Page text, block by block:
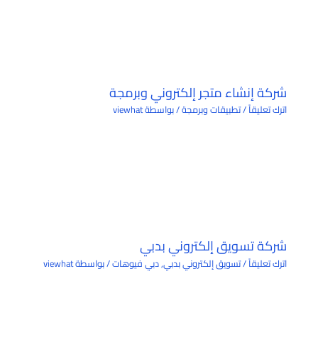
شركة إنشاء متجر إلكتروني وبرمجة
اترك تعليقاً/تطبيقات وبرمجة/ بواسطةviewhat
شركة تسويق إلكتروني بدبي
اترك تعليقاً/تسويق إلكتروني بدبي,دبي فيوهات/ بواسطةviewhat